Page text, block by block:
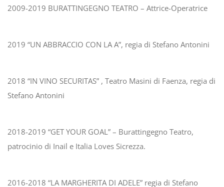
2009-2019 BURATTINGEGNO TEATRO – Attrice-Operatrice
2019 “UN ABBRACCIO CON LA A”, regia di Stefano Antonini
2018 “IN VINO SECURITAS” , Teatro Masini di Faenza, regia di
Stefano Antonini
2018-2019 “GET YOUR GOAL” – Burattingegno Teatro,
patrocinio di Inail e Italia Loves Sicrezza.
2016-2018 “LA MARGHERITA DI ADELE” regia di Stefano